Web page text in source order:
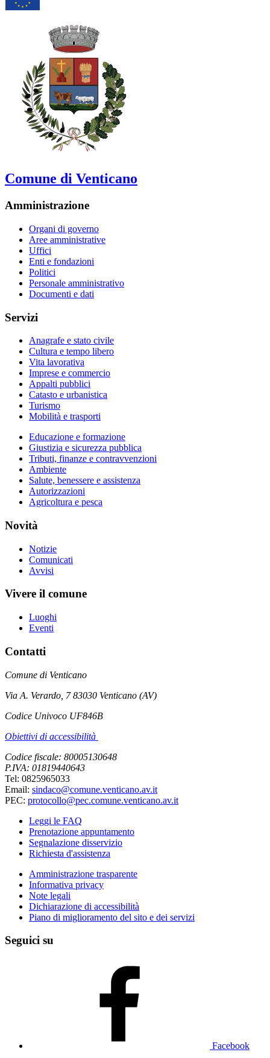
Comune di Venticano
Amministrazione
Organi di governo
Aree amministrative
Uffici
Enti e fondazioni
Politici
Personale amministrativo
Documenti e dati
Servizi
Anagrafe e stato civile
Cultura e tempo libero
Vita lavorativa
Imprese e commercio
Appalti pubblici
Catasto e urbanistica
Turismo
Mobilità e trasporti
Educazione e formazione
Giustizia e sicurezza pubblica
Tributi, finanze e contravvenzioni
Ambiente
Salute, benessere e assistenza
Autorizzazioni
Agricoltura e pesca
Novità
Notizie
Comunicati
Avvisi
Vivere il comune
Luoghi
Eventi
Contatti
Comune di Venticano
Via A. Verardo, 7 83030 Venticano (AV)
Codice Univoco UF846B
Obiettivi di accessibilità
Codice fiscale: 80005130648
P.IVA: 01819440643
Tel: 0825965033
Email: sindaco@comune.venticano.av.it
PEC: protocollo@pec.comune.venticano.av.it
Leggi le FAQ
Prenotazione appuntamento
Segnalazione disservizio
Richiesta d'assistenza
Amministrazione trasparente
Informativa privacy
Note legali
Dichiarazione di accessibilità
Piano di miglioramento del sito e dei servizi
Seguici su
Facebook